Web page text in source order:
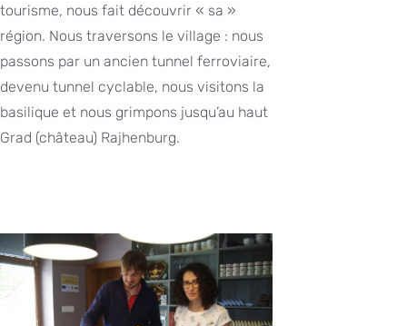
tourisme, nous fait découvrir « sa »
région. Nous traversons le village : nous
passons par un ancien tunnel ferroviaire,
devenu tunnel cyclable, nous visitons la
basilique et nous grimpons jusqu’au haut
Grad (château) Rajhenburg.